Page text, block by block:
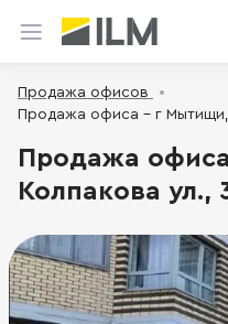
Продажа офисов
Продажа офиса - г
Продажа
Колпакова ул.,